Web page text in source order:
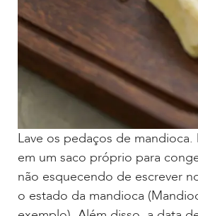
Lave os pedaços de
em um saco próprio para
não esquecendo de escrever
o estado da mandioca